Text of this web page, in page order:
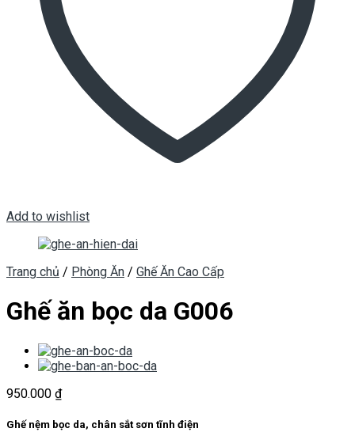
Add to wishlist
Trang chủ / Phòng Ăn / Ghế Ăn Cao Cấp
Ghế ăn bọc da G006
950.000 ₫
Ghế nệm bọc da, chân sắt sơn tĩnh điện